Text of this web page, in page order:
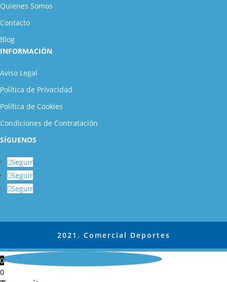
Quienes Somos
Contacto
Blog
INFORMACIÓN
Aviso Legal
Política de Privacidad
Política de Cookies
Condiciones de Contratación
SÍGUENOS
Seguir
Seguir
Seguir
2021. Comercial Deportes
0
0